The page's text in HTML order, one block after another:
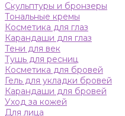
Скульптуры и бронзеры
Тональные кремы
Косметика для глаз
Карандаши для глаз
Тени для век
Тушь для ресниц
Косметика для бровей
Гель для укладки бровей
Карандаши для бровей
Уход за кожей
Для лица